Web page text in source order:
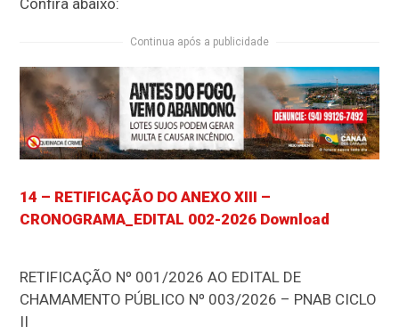
Confira abaixo:
Continua após a publicidade
14 – RETIFICAÇÃO DO ANEXO XIII –
CRONOGRAMA_EDITAL 002-2026 Download
RETIFICAÇÃO Nº 001/2026 AO EDITAL DE
CHAMAMENTO PÚBLICO Nº 003/2026 – PNAB CICLO
II